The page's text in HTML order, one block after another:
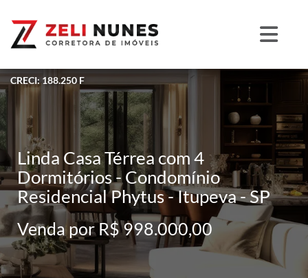
CRECI: 188.250 F
Linda Casa Térrea com 4
Dormitórios - Condomínio
Residencial Phytus - Itupeva - SP
Venda por R$ 998.000,00